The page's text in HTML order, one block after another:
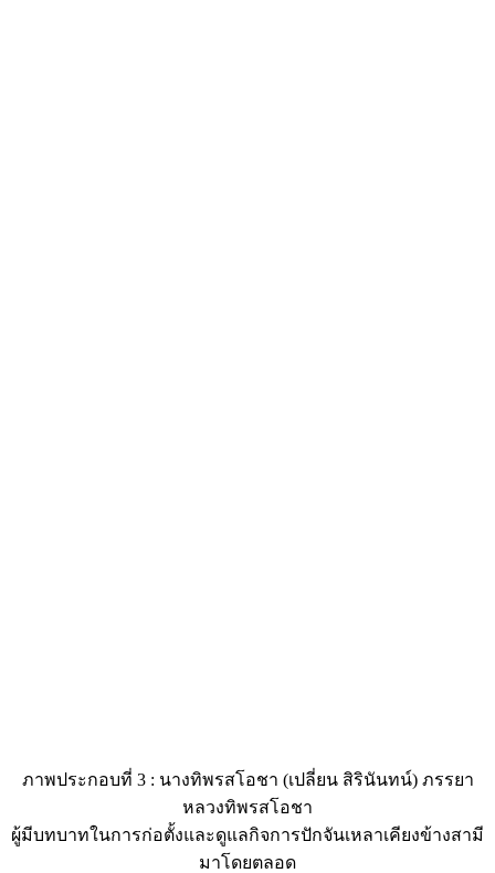
ภาพประกอบที่ 3 : นางทิพรสโอชา (เปลี่ยน สิรินันทน์) ภรรยา
หลวงทิพรสโอชา
ผู้มีบทบาทในการก่อตั้งและดูแลกิจการปักจันเหลาเคียงข้างสามี
มาโดยตลอด